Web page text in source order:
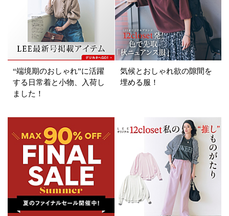
サイズ
掲載雑誌
価格
表示オプション
すべて 新着
SALE商品 予約品
再入荷 ラスト1
“端境期のおしゃれ”に活躍
する日常着と小物、入荷し
ました！
気候とおしゃれ欲の隙間を
埋める服！